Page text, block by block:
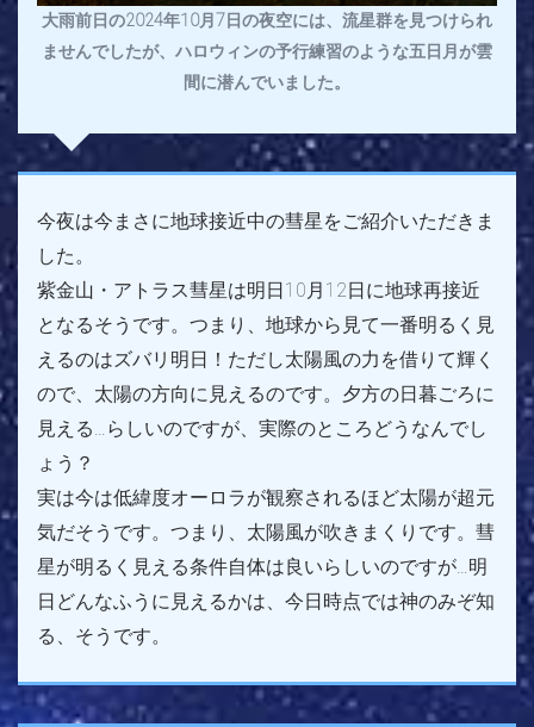
大雨前日の2024年10月7日の夜空には、流星群を見つけられ
ませんでしたが、ハロウィンの予行練習のような五日月が雲
間に潜んでいました。
今夜は今まさに地球接近中の彗星をご紹介いただきま
した。
紫金山・アトラス彗星は明日10月12日に地球再接近
となるそうです。つまり、地球から見て一番明るく見
えるのはズバリ明日！ただし太陽風の力を借りて輝く
ので、太陽の方向に見えるのです。夕方の日暮ごろに
見える…らしいのですが、実際のところどうなんでし
ょう？
実は今は低緯度オーロラが観察されるほど太陽が超元
気だそうです。つまり、太陽風が吹きまくりです。彗
星が明るく見える条件自体は良いらしいのですが…明
日どんなふうに見えるかは、今日時点では神のみぞ知
る、そうです。